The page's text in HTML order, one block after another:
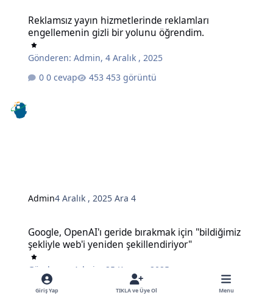
Reklamsız yayın hizmetlerinde reklamları
engellemenin gizli bir yolunu öğrendim.
Gönderen:Admin,4 Aralık , 2025
0 cevap
453 görüntü
Admin4 Aralık , 2025Ara 4
Google, OpenAI'ı geride bırakmak için "bildiğimiz
şekliyle web'i yeniden şekillendiriyor"
Gönderen: Admin
25 Kasım , 2025
0 cevap
496 görüntü
Giriş Yap TIKLA ve Üye Ol Menu